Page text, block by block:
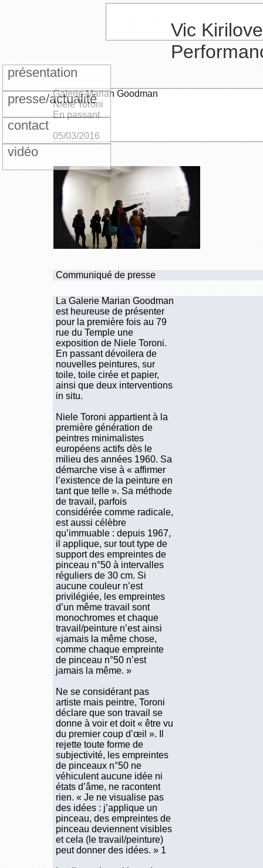
présentation
presse/actualité
contact
vidéo
Vic
Galerie Marian Goodman
Niele Toroni
En passant
05/03/2016
Communiqué de presse
La Galerie Marian Goodman
est heureuse de présenter
pour la première fois au 79
rue du Temple une
exposition de Niele Toroni.
En passant dévoilera de
nouvelles peintures, sur
toile, toile cirée et papier,
ainsi que deux interventions
in situ.
Niele Toroni appartient à la
première génération de
peintres minimalistes
européens actifs dès le
milieu des années 1960. Sa
démarche vise à « affirmer
l’existence de la peinture en
tant que telle ». Sa méthode
de travail, parfois
considérée comme radicale,
est aussi célèbre
qu’immuable : depuis 1967,
il applique, sur tout type de
support des empreintes de
pinceau n°50 à intervalles
réguliers de 30 cm. Si
aucune couleur n’est
privilégiée, les empreintes
d’un même travail sont
monochromes et chaque
travail/peinture n’est ainsi
«jamais la même chose,
comme chaque empreinte
de pinceau n°50 n’est
jamais la même. »
Ne se considérant pas
artiste mais peintre, Toroni
déclare que son travail se
donne à voir et doit « être vu
du premier coup d’œil ». Il
rejette toute forme de
subjectivité, les empreintes
de pinceaux n°50 ne
véhiculent aucune idée ni
états d’âme, ne racontent
rien. « Je ne visualise pas
des idées : j’applique un
pinceau, des empreintes de
pinceau deviennent visibles
et cela (le travail/peinture)
peut donner des idées. » 1